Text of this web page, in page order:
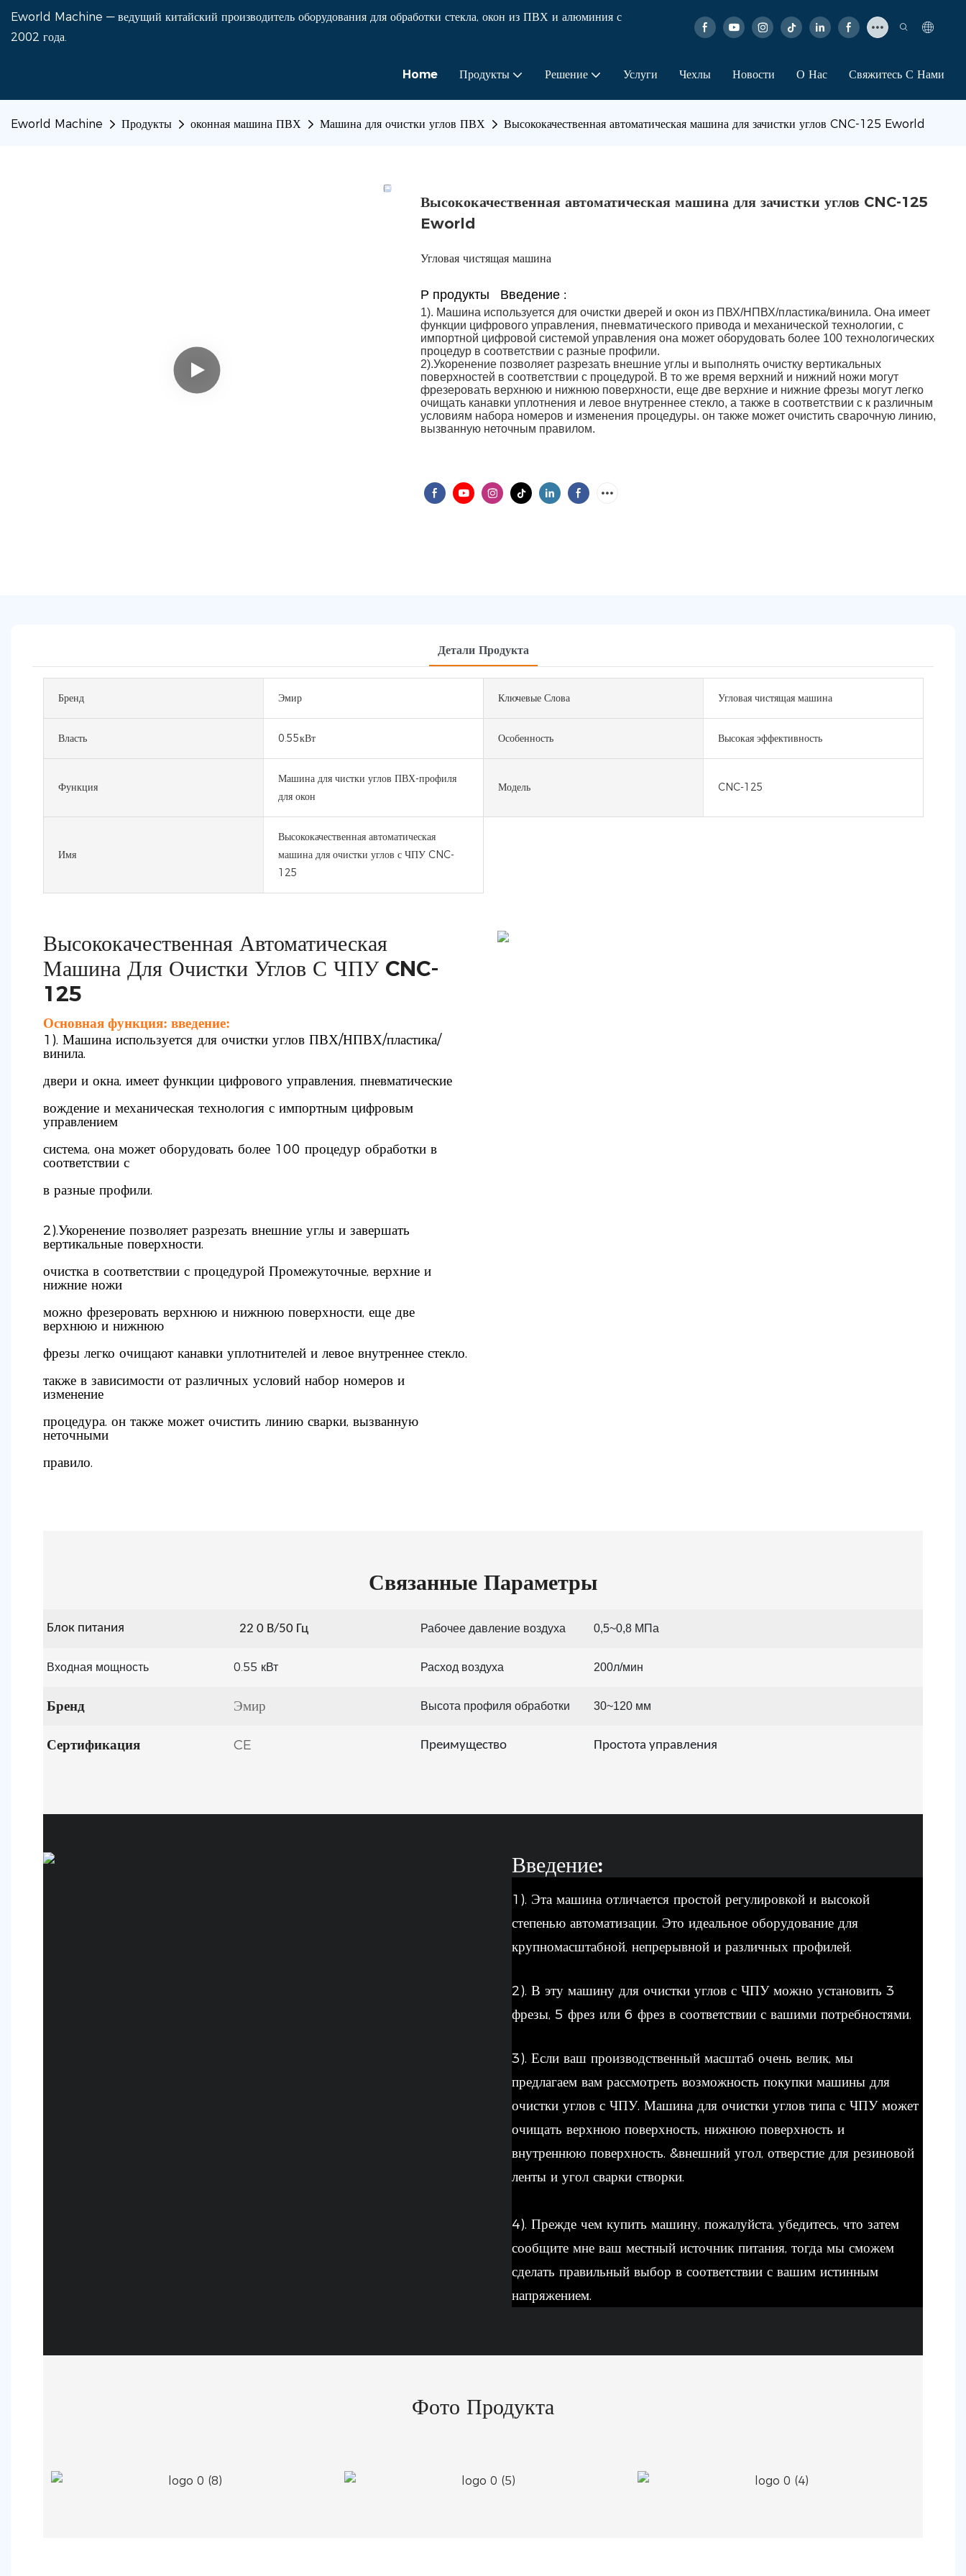
Eworld Machine — ведущий китайский производитель оборудования для обработки стекла, окон из ПВХ и алюминия с
2002 года.
Home Продукты Решение Услуги Чехлы Новости О Нас Свяжитесь С Нами
Eworld Machine Продукты оконная машина ПВХ Машина для очистки углов ПВХ Высококачественная автоматическая машина для зачистки углов CNC-125 Eworld
Высококачественная автоматическая машина для зачистки углов CNC-125
Eworld
Угловая чистящая машина
P продукты Введение :
1). Машина используется для очистки дверей и окон из ПВХ/НПВХ/пластика/винила. Она имеет
функции цифрового управления, пневматического привода и механической технологии, с
импортной цифровой системой управления она может оборудовать более 100 технологических
процедур в соответствии с разные профили.
2).Укоренение позволяет разрезать внешние углы и выполнять очистку вертикальных
поверхностей в соответствии с процедурой. В то же время верхний и нижний ножи могут
фрезеровать верхнюю и нижнюю поверхности, еще две верхние и нижние фрезы могут легко
очищать канавки уплотнения и левое внутреннее стекло, а также в соответствии с к различным
условиям набора номеров и изменения процедуры. он также может очистить сварочную линию,
вызванную неточным правилом.
Детали Продукта
Бренд Эмир Ключевые Слова Угловая чистящая машина
Власть 0.55кВт Особенность Высокая эффективность
Функция
Машина для чистки углов ПВХ-профиля
для окон
Модель CNC-125
Имя
Высококачественная автоматическая
машина для очистки углов с ЧПУ CNC-
125
Высококачественная Автоматическая
Машина Для Очистки Углов С ЧПУ CNC-
125
Основная функция: введение:
1). Машина используется для очистки углов ПВХ/НПВХ/пластика/
винила.
двери и окна, имеет функции цифрового управления, пневматические
вождение и механическая технология с импортным цифровым
управлением
система, она может оборудовать более 100 процедур обработки в
соответствии с
в разные профили.
2).Укоренение позволяет разрезать внешние углы и завершать
вертикальные поверхности.
очистка в соответствии с процедурой Промежуточные, верхние и
нижние ножи
можно фрезеровать верхнюю и нижнюю поверхности, еще две
верхнюю и нижнюю
фрезы легко очищают канавки уплотнителей и левое внутреннее стекло.
также в зависимости от различных условий набор номеров и
изменение
процедура. он также может очистить линию сварки, вызванную
неточными
правило.
Связанные Параметры
Блок питания 22 0 В/50 Гц Рабочее давление воздуха 0,5~0,8 МПа
Входная мощность 0.55 кВт Расход воздуха 200л/мин
Бренд Эмир Высота профиля обработки 30~120 мм
Сертификация CE Преимущество Простота управления
Введение:
1). Эта машина отличается простой регулировкой и высокой
степенью автоматизации. Это идеальное оборудование для
крупномасштабной, непрерывной и различных профилей.
2). В эту машину для очистки углов с ЧПУ можно установить 3
фрезы, 5 фрез или 6 фрез в соответствии с вашими потребностями.
3). Если ваш производственный масштаб очень велик, мы
предлагаем вам рассмотреть возможность покупки машины для
очистки углов с ЧПУ. Машина для очистки углов типа с ЧПУ может
очищать верхнюю поверхность, нижнюю поверхность и
внутреннюю поверхность. &внешний угол, отверстие для резиновой
ленты и угол сварки створки.
4). Прежде чем купить машину, пожалуйста, убедитесь, что затем
сообщите мне ваш местный источник питания, тогда мы сможем
сделать правильный выбор в соответствии с вашим истинным
напряжением.
Фото Продукта